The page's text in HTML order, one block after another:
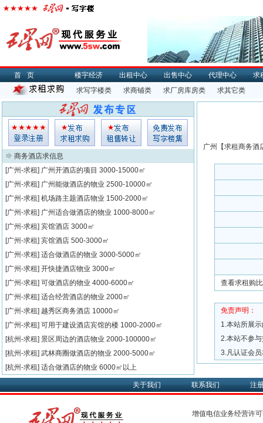
首页 楼宇经济 出租中心 出售中心 代理中心
求
求写字楼类
求商铺类 求厂房库房类 求其它类
广州【求租商务酒
查看求租购
免责声明：
1.本站所展
2.本站不参
3.凡认证会
商务酒店求信息
[广州-求租] 广州开酒店的项目 3000-15000㎡
[广州-求租] 广州能做酒店的物业 2500-10000㎡
[广州-求租] 机场路主题酒店物业 1500-2000㎡
[广州-求租] 广州适合做酒店的物业 1000-8000㎡
[广州-求租] 宾馆酒店 3000㎡
[广州-求租] 宾馆酒店 500-3000㎡
[广州-求租] 适合做酒店的物业 3000-5000㎡
[广州-求租] 开快捷酒店物业 3000㎡
[广州-求租] 可做酒店的物业 4000-6000㎡
[广州-求租] 适合经营酒店的物业 2000㎡
[广州-求租] 越秀区商务酒店 10000㎡
[广州-求租] 可用于建设酒店宾馆的楼 1000-2000㎡
[杭州-求租] 景区周边的酒店物业 2000-100000㎡
[杭州-求租] 武林商圈做酒店的物业 2000-5000㎡
[杭州-求租] 适合做酒店的物业 6000㎡以上
关于我们 联系我们 注
增值电信业务经营许